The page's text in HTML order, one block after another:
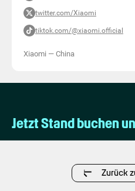
twitter.com/Xiaomi
tiktok.com/@xiaomi.official
Xiaomi — China
Jetzt Stand buchen
Zurück